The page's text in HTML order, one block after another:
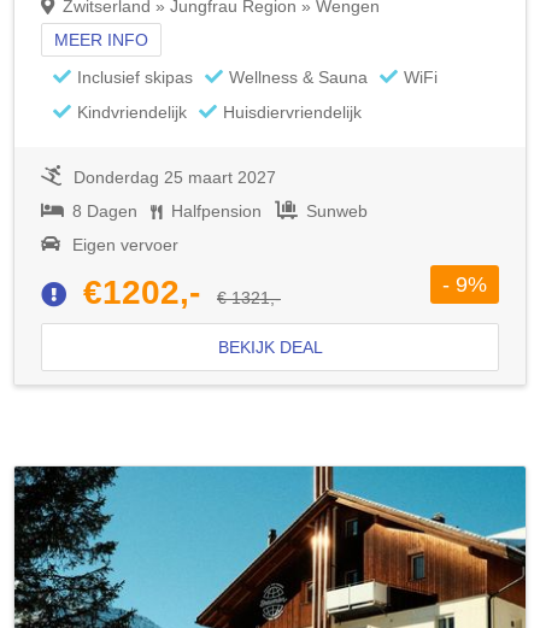
Zwitserland » Jungfrau Region » Wengen
MEER INFO
Inclusief skipas
Wellness & Sauna
WiFi
Kindvriendelijk
Huisdiervriendelijk
Donderdag 25 maart 2027
8 Dagen
Halfpension
Sunweb
Eigen vervoer
€1202,- € 1321,-
- 9%
BEKIJK DEAL